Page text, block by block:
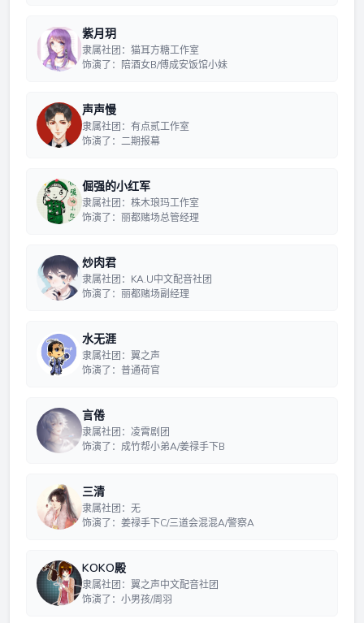
紫月玥
隶属社团：猫耳方糖工作室
饰演了：陪酒女B/傅成安饭馆小妹
声声慢
隶属社团：有点贰工作室
饰演了：二期报幕
倔强的小红军
隶属社团：株木琅玛工作室
饰演了：丽都赌场总管经理
炒肉君
隶属社团：KA.U中文配音社团
饰演了：丽都赌场副经理
水无涯
隶属社团：翼之声
饰演了：普通荷官
言倦
隶属社团：凌霄剧团
饰演了：成竹帮小弟A/姜禄手下B
三清
隶属社团：无
饰演了：姜禄手下C/三道会混混A/警察A
KOKO殿
隶属社团：翼之声中文配音社团
饰演了：小男孩/周羽